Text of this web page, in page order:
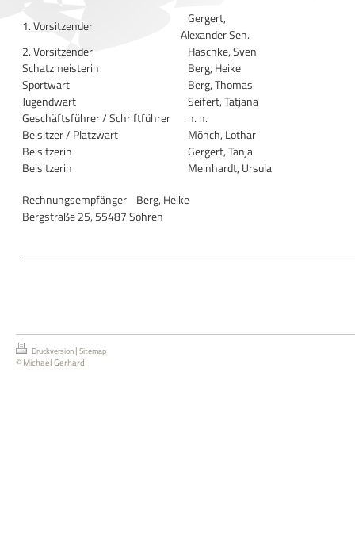
1. Vorsitzender
Gergert,
Alexander Sen.
2. Vorsitzender
Haschke, Sven
Schatzmeisterin
Berg, Heike
Sportwart
Berg, Thomas
Jugendwart
Seifert, Tatjana
Geschäftsführer / Schriftführer
n. n.
Beisitzer / Platzwart
Mönch, Lothar
Beisitzerin
Gergert, Tanja
Beisitzerin
Meinhardt, Ursula
Rechnungsempfänger
Berg, Heike
Bergstraße 25, 55487 Sohren
Druckversion | Sitemap
© Michael Gerhard